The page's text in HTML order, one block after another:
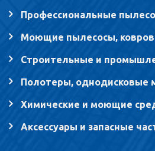
Профессиональные
Моющие пылесосы,
Строительные и
Полотеры, однодисковые
Химические и моющие
Аксессуары и запасные